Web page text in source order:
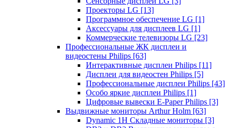
Проекторы LG [13]
Программное обеспечение LG [1]
Аксессуары для дисплеев LG [1]
Коммерческие телевизоры LG [23]
Профессиональные ЖК дисплеи и
видеостены Philips [63]
Интерактивные дисплеи Philips [11]
Дисплеи для видеостен Philips [5]
Профессиональные дисплеи Philips [43]
Особо яркие дисплеи Philips [1]
Цифровые вывески E-Paper Philips [3]
Выдвижные мониторы Arthur Holm [63]
Dynamic 1Н Складные мониторы [3]